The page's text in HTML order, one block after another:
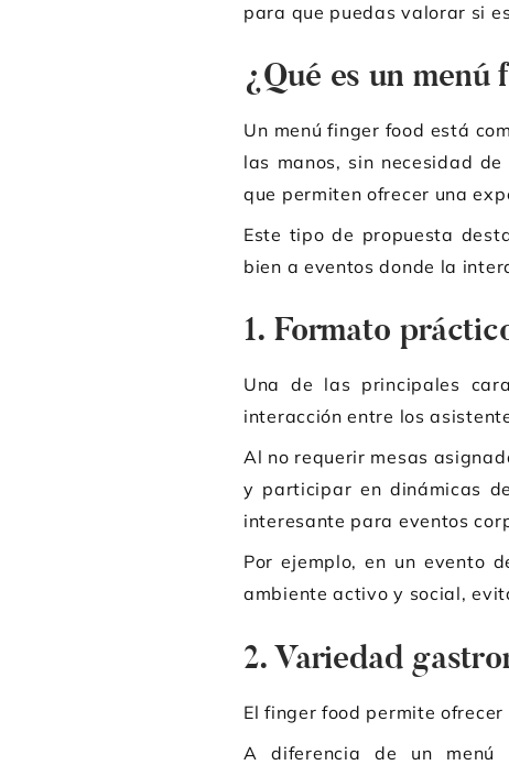
para que puedas valorar si
¿Qué es un menú
Un menú finger food está
las manos, sin necesidad
que permiten ofrecer una
Este tipo de propuesta
bien a eventos donde la
1. Formato
Una de las principales
interacción entre los
Al no requerir mesas
y participar en dinámicas
interesante para eventos
Por ejemplo, en un evento
ambiente activo y social,
2. Variedad
El finger food permite
A diferencia de un menú